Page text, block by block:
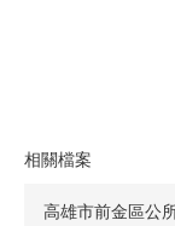
相關檔案
高雄市前金區公